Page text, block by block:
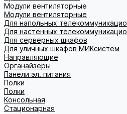
Модули вентиляторные
Модули вентиляторные
Для напольных
Для настенных
Для серверных шкафов
Для уличных шкафов МИКсистем
Направляющие
Органайзеры
Панели эл. питания
Полки
Полки
Консольная
Стационарная